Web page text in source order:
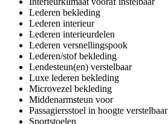
Lederen bekleding
Lederen interieur
Lederen interieurdelen
Lederen versnellingspook
Lederen/stof bekleding
Lendesteun(en) verstelbaar
Luxe lederen bekleding
Microvezel bekleding
Middenarmsteun voor
Passagiersstoel in hoogte verstelbaar
Sportstoelen